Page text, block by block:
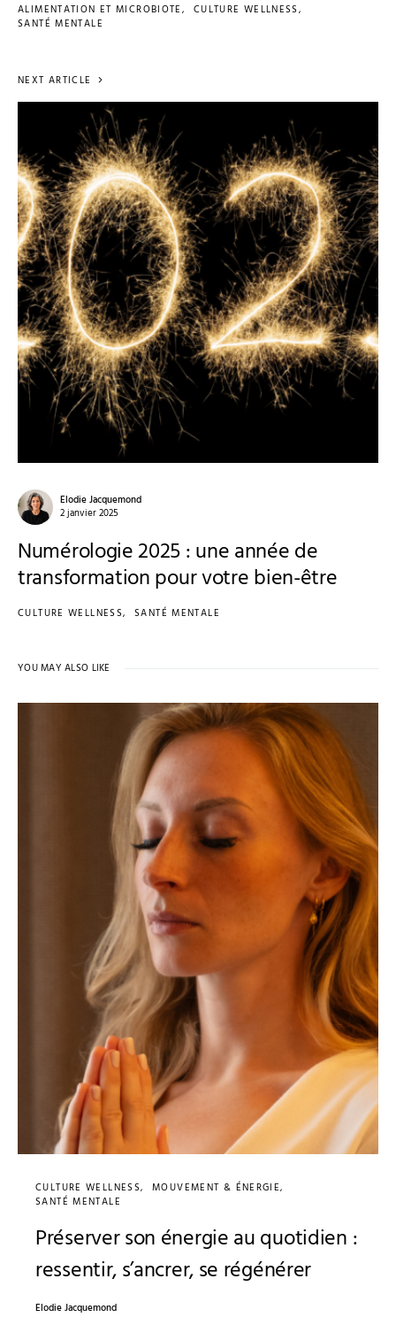
ALIMENTATION ET MICROBIOTE
CULTURE WELLNESS
SANTÉ MENTALE
NEXT ARTICLE
Elodie Jacquemond
2 janvier 2025
Numérologie 2025 : une année de
transformation pour votre bien-être
CULTURE WELLNESS SANTÉ MENTALE
YOU MAY ALSO LIKE
CULTURE WELLNESS
MOUVEMENT & ÉNERGIE
SANTÉ MENTALE
Préserver son énergie au quotidien :
ressentir, s’ancrer, se régénérer
Elodie Jacquemond